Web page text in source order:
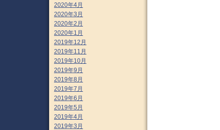
2020年4月
2020年3月
2020年2月
2020年1月
2019年12月
2019年11月
2019年10月
2019年9月
2019年8月
2019年7月
2019年6月
2019年5月
2019年4月
2019年3月